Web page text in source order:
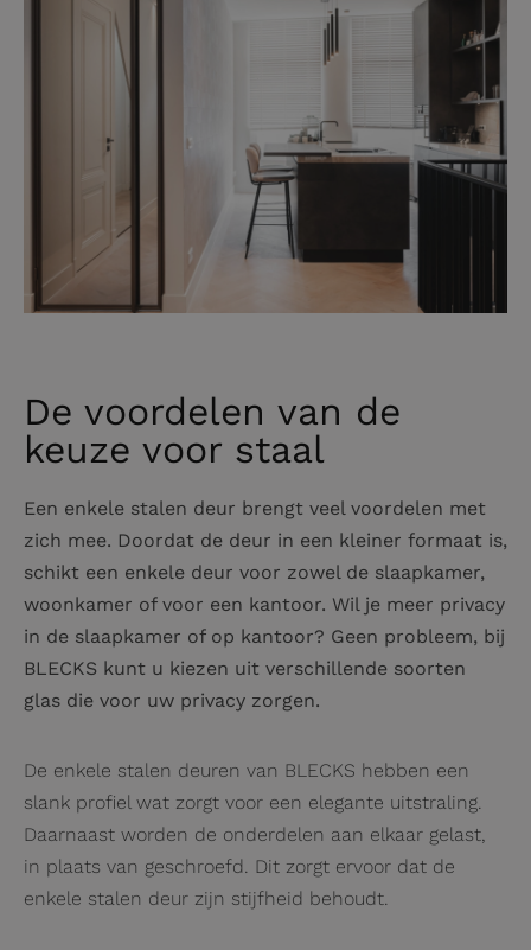
De voordelen van de
keuze voor staal
Een enkele stalen deur brengt veel voordelen met
zich mee. Doordat de deur in een kleiner formaat is,
schikt een enkele deur voor zowel de slaapkamer,
woonkamer of voor een kantoor. Wil je meer privacy
in de slaapkamer of op kantoor? Geen probleem, bij
BLECKS kunt u kiezen uit verschillende soorten
glas die voor uw privacy zorgen.
De enkele stalen deuren van BLECKS hebben een
slank profiel wat zorgt voor een elegante uitstraling.
Daarnaast worden de onderdelen aan elkaar gelast,
in plaats van geschroefd. Dit zorgt ervoor dat de
enkele stalen deur zijn stijfheid behoudt.